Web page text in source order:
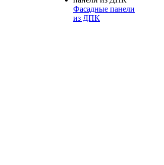
Фасадные панели
из ДПК